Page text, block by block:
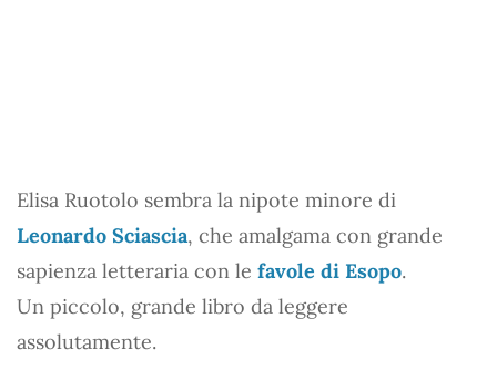
Elisa Ruotolo sembra la nipote minore di
Leonardo Sciascia, che amalgama con grande
sapienza letteraria con le favole di Esopo.
Un piccolo, grande libro da leggere
assolutamente.